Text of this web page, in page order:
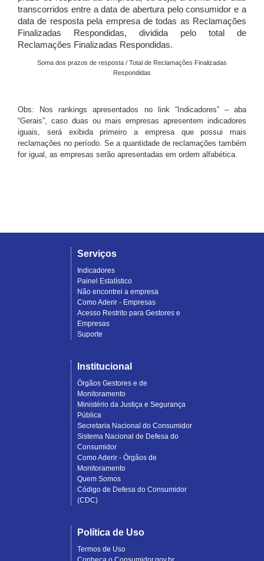
transcorridos entre a data de abertura pelo consumidor e a
data de resposta pela empresa de todas as Reclamações
Finalizadas Respondidas, dividida pelo total de
Reclamações Finalizadas Respondidas.
Soma dos prazos de resposta / Total de Reclamações Finalizadas
Respondidas
Obs: Nos rankings apresentados no link “Indicadores” – aba
“Gerais”, caso duas ou mais empresas apresentem indicadores
iguais, será exibida primeiro a empresa que possui mais
reclamações no período. Se a quantidade de reclamações também
for igual, as empresas serão apresentadas em ordem alfabética.
Serviços
Indicadores
Painel Estatístico
Não encontrei a empresa
Como Aderir - Empresas
Acesso Restrito para Gestores e
Empresas
Suporte
Institucional
Órgãos Gestores e de
Monitoramento
Ministério da Justiça e Segurança
Pública
Secretaria Nacional do Consumidor
Sistema Nacional de Defesa do
Consumidor
Como Aderir - Órgãos de
Monitoramento
Quem Somos
Código de Defesa do Consumidor
(CDC)
Política de Uso
Termos de Uso